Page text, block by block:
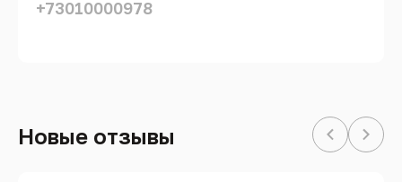
+73010000978
Новые отзывы